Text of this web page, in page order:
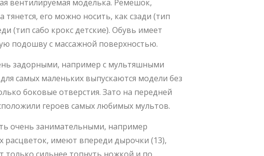
вентилируемая моделька. Ремешок,
его можно носить, как сзади (тип
(тип сабо крокс детские). Обувь имеет
подошву с массажной поверхностью.
задорными, например с мультяшными
самых маленьких выпускаются модели без
боковые отверстия. Зато на передней
героев самых любимых мультов.
очень занимательными, например
расцветок, имеют впереди дырочки (13),